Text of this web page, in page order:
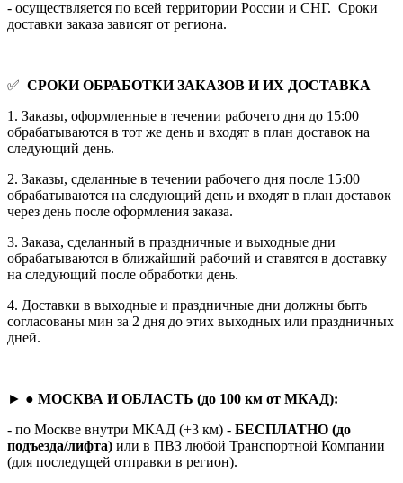
- осуществляется по всей территории России и СНГ. Сроки
доставки заказа зависят от региона.
✅ СРОКИ ОБРАБОТКИ ЗАКАЗОВ И ИХ ДОСТАВКА
1. Заказы, оформленные в течении рабочего дня до 15:00
обрабатываются в тот же день и входят в план доставок на
следующий день.
2. Заказы, сделанные в течении рабочего дня после 15:00
обрабатываются на следующий день и входят в план доставок
через день после оформления заказа.
3. Заказа, сделанный в праздничные и выходные дни
обрабатываются в ближайший рабочий и ставятся в доставку
на следующий после обработки день.
4. Доставки в выходные и праздничные дни должны быть
согласованы мин за 2 дня до этих выходных или праздничных
дней.
► ● МОСКВА И ОБЛАСТЬ (до 100 км от МКАД):
- по Москве внутри МКАД (+3 км) - БЕСПЛАТНО (до
подъезда/лифта) или в ПВЗ любой Транспортной Компании
(для последущей отправки в регион).